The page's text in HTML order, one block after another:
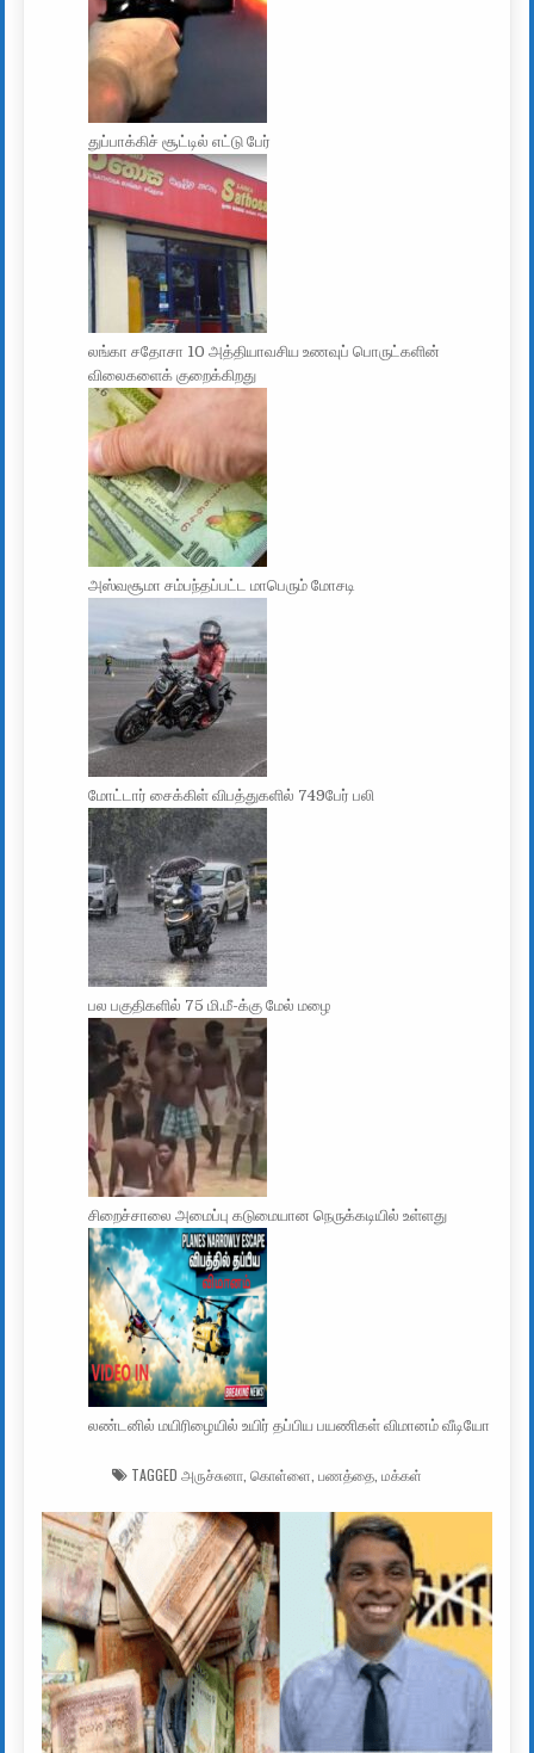
துப்பாக்கிச் சூட்டில் எட்டு பேர்
லங்கா சதோசா 10 அத்தியாவசிய உணவுப் பொருட்களின்
விலைகளைக் குறைக்கிறது
அஸ்வசூமா சம்பந்தப்பட்ட மாபெரும் மோசடி
மோட்டார் சைக்கிள் விபத்துகளில் 749பேர் பலி
பல பகுதிகளில் 75 மி.மீ-க்கு மேல் மழை
சிறைச்சாலை அமைப்பு கடுமையான நெருக்கடியில் உள்ளது
லண்டனில் மயிரிழையில் உயிர் தப்பிய பயணிகள் விமானம் வீடியோ
TAGGED அருச்சுனா, கொள்ளை, பணத்தை, மக்கள்